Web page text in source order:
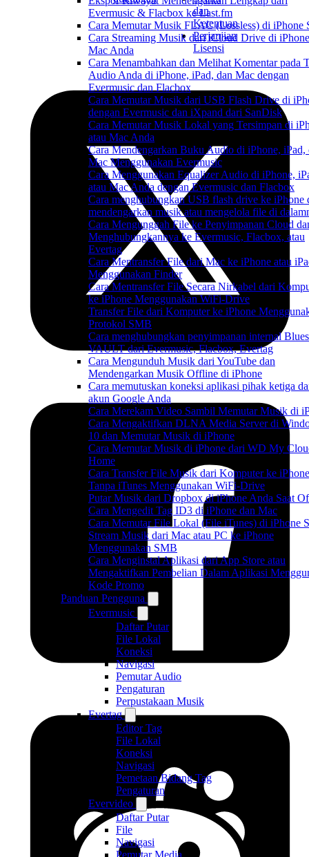
Evermusic & Flacbox ke Last.fm
Cara Memutar Musik FLAC (Lossless) di iPhone
Cara Streaming Musik dari iCloud Drive di
Mac Anda
Cara Menambahkan dan Melihat Komentar pada
Audio Anda di iPhone, iPad, dan Mac dengan
Evermusic dan Flacbox
Cara Memutar Musik dari USB Flash Drive di
dengan Evermusic dan iXpand dari SanDisk
Cara Memutar Musik Lokal yang Tersimpan di
atau Mac Anda
Cara Mendengarkan Buku Audio di iPhone, iPad,
Mac Menggunakan Evermusic
Cara Menggunakan Equalizer Audio di iPhone,
atau Mac Anda dengan Evermusic dan Flacbox
Cara menghubungkan USB flash drive ke iPhone
mendengarkan musik atau mengelola file di
Cara Mengunggah File ke Penyimpanan Cloud
Menghubungkannya ke Evermusic, Flacbox, atau
Evertag
Cara Mentransfer File dari Mac ke iPhone atau
Menggunakan Finder
Cara Mentransfer File Secara Nirkabel dari
ke iPhone Menggunakan WiFi-Drive
Transfer File dari Komputer ke iPhone
Protokol SMB
Cara menghubungkan penyimpanan internal
VAULT dari Evermusic, Flacbox, Evertag
Cara Mengunduh Musik dari YouTube dan
Mendengarkan Musik Offline di iPhone
Cara memutuskan koneksi aplikasi pihak ketiga
akun Google Anda
Cara Merekam Video Sambil Memutar Musik di
Cara Mengaktifkan DLNA Media Server di
10 dan Memutar Musik di iPhone
Cara Memutar Musik di iPhone dari WD My
Home
Cara Transfer File Musik dari Komputer ke iPhone
Tanpa iTunes Menggunakan WiFi-Drive
Putar Musik dari Dropbox di iPhone Anda Saat
Cara Mengedit Tag ID3 di iPhone dan Mac
Cara Memutar File Lokal (File iTunes) di iPhone
Stream Musik dari Mac atau PC ke iPhone
Menggunakan SMB
Cara Menginstal Aplikasi dari App Store atau
Mengaktifkan Pembelian Dalam Aplikasi
Kode Promo
Panduan Pengguna
Evermusic
Daftar Putar
File Lokal
Koneksi
Navigasi
Pemutar Audio
Pengaturan
Perpustakaan Musik
Evertag
Editor Tag
File Lokal
Koneksi
Navigasi
Pemetaan Bidang Tag
Pengaturan
Evervideo
Daftar Putar
File
Navigasi
Pemutar Media
dan
Ketentuan
Perjanjian
Lisensi